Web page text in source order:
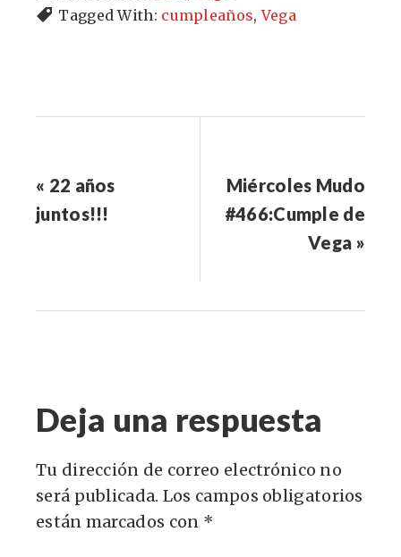
Tagged With: cumpleaños,Vega
« 22 años
juntos!!!
Miércoles Mudo
#466:Cumple de
Vega »
Deja una respuesta
Tu dirección de correo electrónico no
será publicada. Los campos obligatorios
están marcados con *